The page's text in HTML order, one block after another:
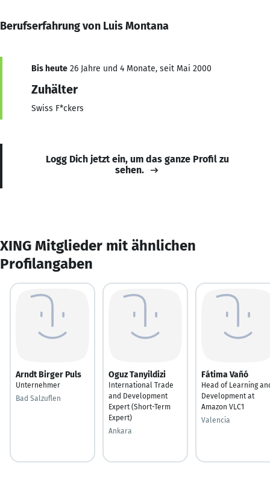
Berufserfahrung von Luis Montana
Bis heute 26 Jahre und 4 Monate, seit Mai 2000
Zuhälter
Swiss F*ckers
Logg Dich jetzt ein, um das ganze Profil zu
sehen.
XING Mitglieder mit ähnlichen
Profilangaben
Arndt Birger Puls
Unternehmer
Bad Salzuflen
Oguz Tanyildizi
International Trade
and Development
Expert (Short-Term
Expert)
Ankara
Fátima Vañó
Head of Learning
Development at
Amazon VLC1
Valencia